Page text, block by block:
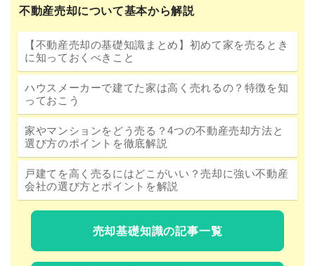
不動産売却について基本から解説
【不動産売却の基礎知識まとめ】初めて家を売るとき
に知っておくべきこと
ハウスメーカーで建てた家は高く売れるの？特徴を知
っておこう
家やマンションをどう売る？4つの不動産売却方法と
選び方のポイントを徹底解説
戸建てを高く売るにはどこがいい？売却に強い不動産
会社の選び方とポイントを解説
売却基礎知識の記事一覧